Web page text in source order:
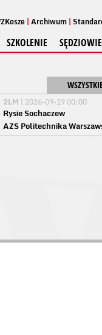
Archiwum
SZKOLENIE SĘDZIOWIE
2LM | 2026-09-19 00:00
Rysie Sochaczew
AZS Politechnika